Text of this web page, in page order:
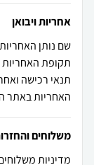
אחריות ויבואן
שם נותן
תקופת האחריות 84 חודשים
האחריות באתר
משלוחים